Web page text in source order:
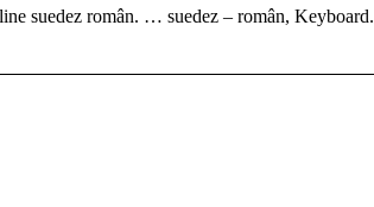
suedez român. … suedez – român, Keyboard.